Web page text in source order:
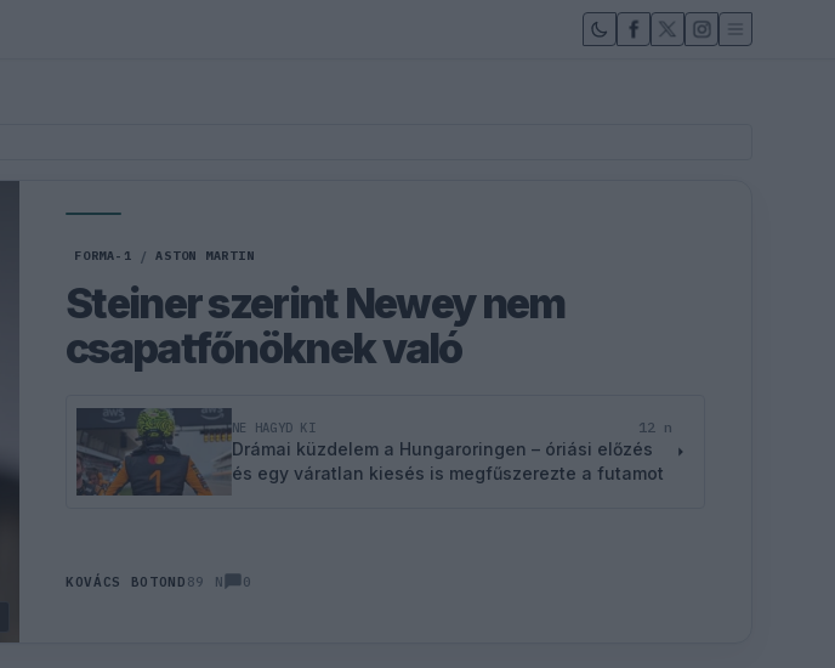
FORMA-1 / ASTON MARTIN
Steiner szerint Newey nem
csapatfőnöknek való
NE HAGYD KI 12 n
Drámai küzdelem a Hungaroringen – óriási előzés
és egy váratlan kiesés is megfűszerezte a futamot
KOVÁCS BOTOND 89 N 0